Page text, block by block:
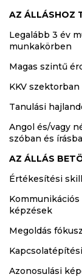
AZ ÁLLÁSHOZ
Legalább 3 év
munkakörben
Magas szintű
KKV
Tanulási
Angol és/vagy
szóban és
AZ ÁLLÁS
Értékesítési
képzések
Megoldás
Azonosulási